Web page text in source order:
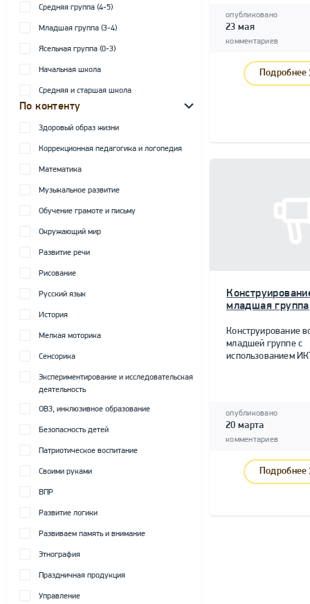
Средняя группа (4-5)
Младшая группа (3-4)
Ясельная группа (0-3)
Начальная школа
Средняя и старшая школа
По контенту
Здоровый образ жизни
Коррекционная педагогика и логопедия
Математика
Музыкальное развитие
Обучение грамоте и письму
Окружающий мир
Развитие речи
Рисование
Русский язык
История
Мелкая моторика
Сенсорика
Экспериментирование и исследовательская
деятельность
ОВЗ, инклюзивное образование
Безопасность детей
Патриотическое воспитание
Своими руками
ВПР
Развитие логики
Развиваем память и внимание
Этнография
Праздничная продукция
Управление
опубликовано
23 мая
комментариев
Подробнее
младшая группа
Конструирование
младшей группе с
использованием
опубликовано
20 марта
комментариев
Подробнее